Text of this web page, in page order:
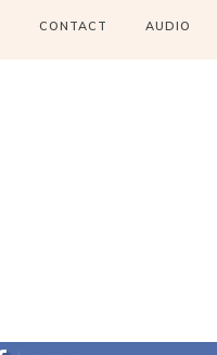
CONTACT AUDIO